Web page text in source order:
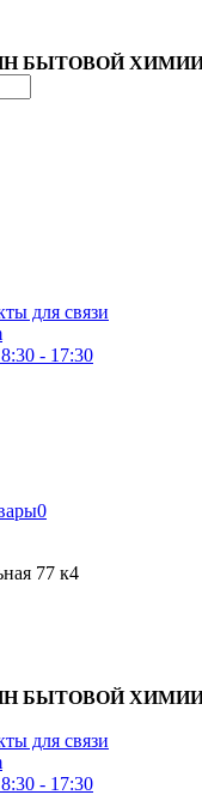
БЫТОВОЙ
для связи
- 17:30
0
77 к4
БЫТОВОЙ
для связи
- 17:30